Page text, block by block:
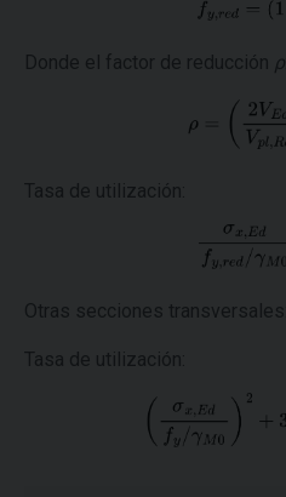
Donde el factor de reducción ρ
Tasa de utilización:
Otras secciones transversales:
Tasa de utilización: